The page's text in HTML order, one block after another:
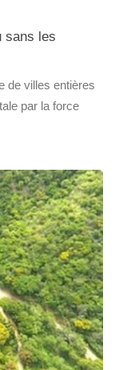
sans les
de villes entières
par la force